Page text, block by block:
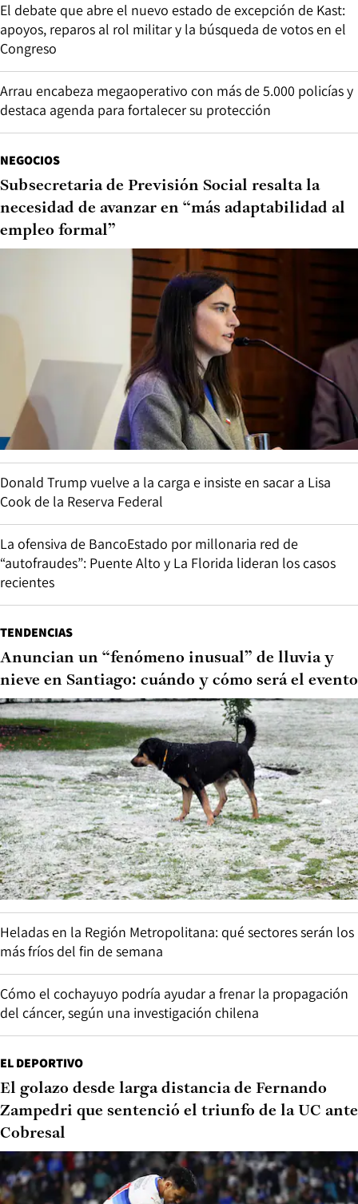
El debate que abre el nuevo estado de excepción de Kast:
apoyos, reparos al rol militar y la búsqueda de votos en el
Congreso
Arrau encabeza megaoperativo con más de 5.000 policías y
destaca agenda para fortalecer su protección
NEGOCIOS
Subsecretaria de Previsión Social resalta la
necesidad de avanzar en “más adaptabilidad al
empleo formal”
Donald Trump vuelve a la carga e insiste en sacar a Lisa
Cook de la Reserva Federal
La ofensiva de BancoEstado por millonaria red de
“autofraudes”: Puente Alto y La Florida lideran los casos
recientes
TENDENCIAS
Anuncian un “fenómeno inusual” de lluvia y
nieve en Santiago: cuándo y cómo será el evento
Heladas en la Región Metropolitana: qué sectores serán los
más fríos del fin de semana
Cómo el cochayuyo podría ayudar a frenar la propagación
del cáncer, según una investigación chilena
EL DEPORTIVO
El golazo desde larga distancia de Fernando
Zampedri que sentenció el triunfo de la UC ante
Cobresal